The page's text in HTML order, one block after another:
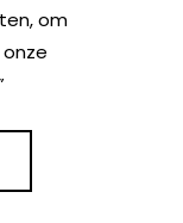
om